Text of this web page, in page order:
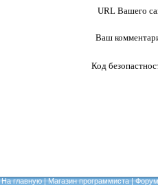
URL Вашего
Ваш
Код
На главную|Магазин программиста|Форум